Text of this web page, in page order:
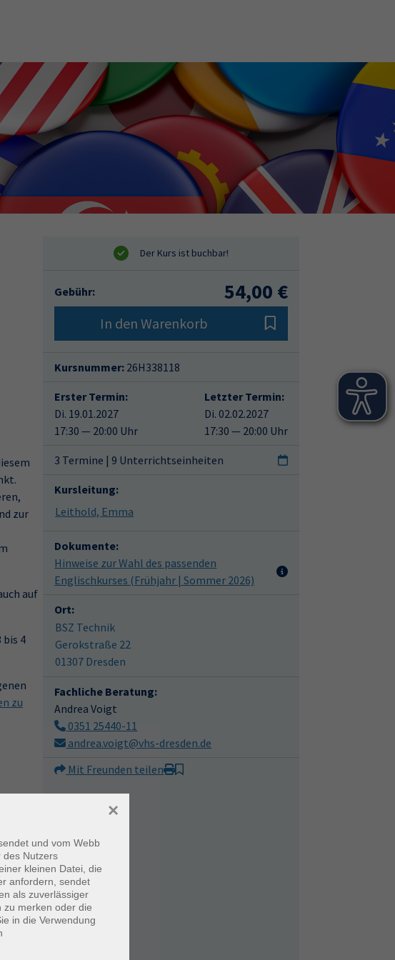
zur
auf
bis 4
zu
Gebühr: 54,00 €
In den Warenkorb
Kursnummer: 26H338118
Erster Termin:
Di. 19.01.2027
17:30 — 20:00 Uhr
Letzter Termin:
Di. 02.02.2027
17:30 — 20:00 Uhr
3 Termine | 9 Unterrichtseinheiten
Kursleitung:
Leithold, Emma
Dokumente:
Hinweise zur Wahl des passenden
Englischkurses (Frühjahr | Sommer 2026)
Ort:
BSZ Technik
Gerokstraße 22
01307 Dresden
Fachliche Beratung:
Andrea Voigt
0351 25440-11
andrea.voigt@vhs-dresden.de
Mit Freunden teilen
und vom Webb
des Nutzers
kleinen Datei, die
anfordern, sendet
als zuverlässiger
zu merken oder die
in die Verwendung
×